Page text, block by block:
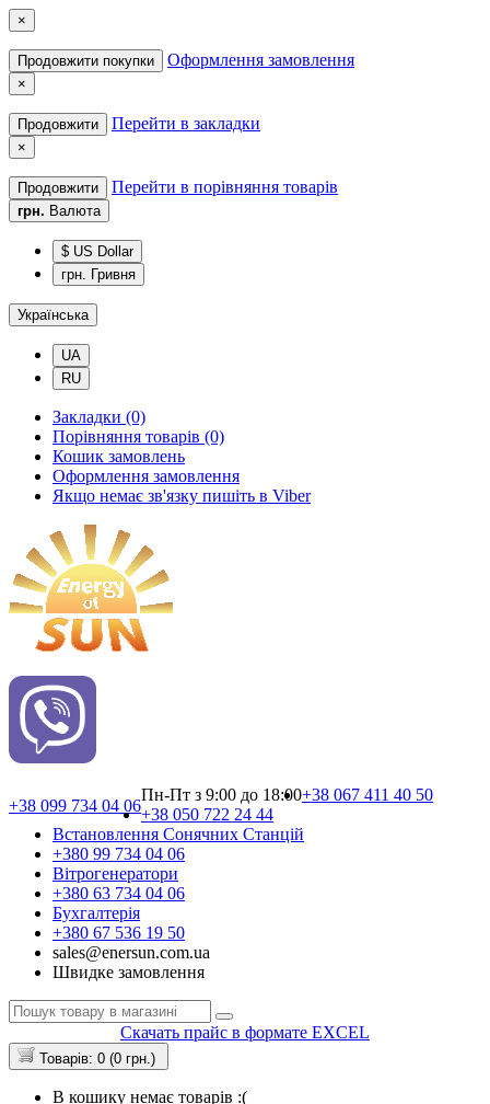
×
Продовжити покупки Оформлення замовлення
×
Продовжити Перейти в закладки
×
Продовжити Перейти в порівняння товарів
грн. Валюта
$ US Dollar
грн. Гривня
Українська
UA
RU
Закладки (0)
Порівняння товарів (0)
Кошик замовлень
Оформлення замовлення
Якщо немає зв'язку пишіть в Viber
+38 099 734 04 06
Пн-Пт з 9:00 до 18:00+38 067 411 40 50
+38 050 722 24 44
Встановлення Сонячних Cтанцій
+380 99 734 04 06
Вітрогенератори
+380 63 734 04 06
Бухгалтерія
+380 67 536 19 50
sales@enersun.com.ua
Швидке замовлення
Скачать прайс в формате EXCEL
Товарів: 0 (0 грн.)
В кошику немає товарів :(